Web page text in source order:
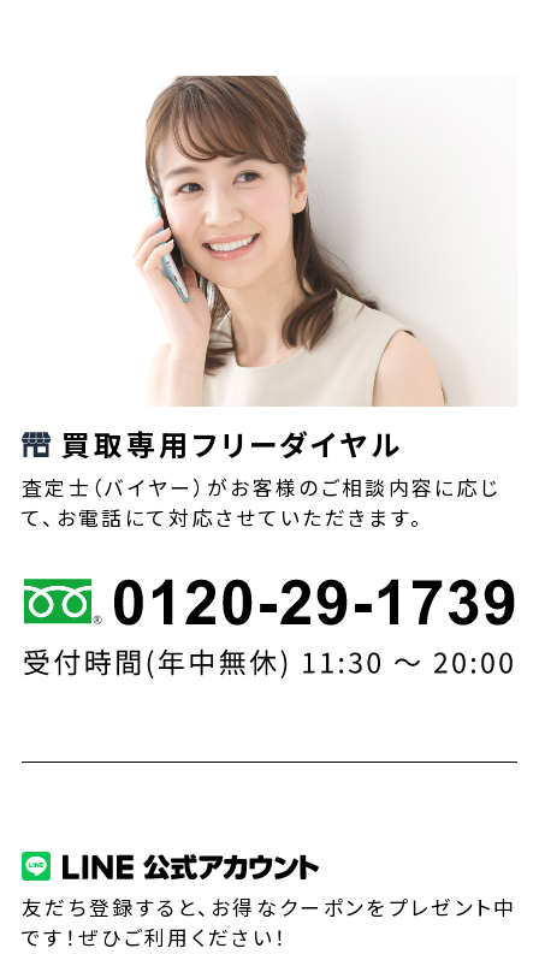
買取専用フリーダイヤル
査定士（バイヤー）がお客様のご相談内容に応じ
て、お電話にて対応させていただきます。
友だち登録すると、お得なクーポンをプレゼント中
です！ぜひご利用ください！